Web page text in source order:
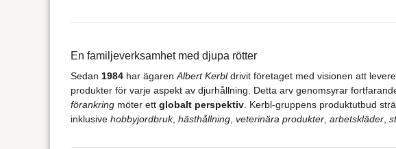
En familjeverksamhet med djupa rötter
Sedan 1984har ägaren Albert Kerbldrivit företaget med visionen att
produkter för varje aspekt av djurhållning. Detta arv genomsyrar
förankringmöter ett globalt perspektiv. Kerbl-gruppens produktutbud
inklusive hobbyjordbruk, hästhållning, veterinära produkter, arbetskläder,